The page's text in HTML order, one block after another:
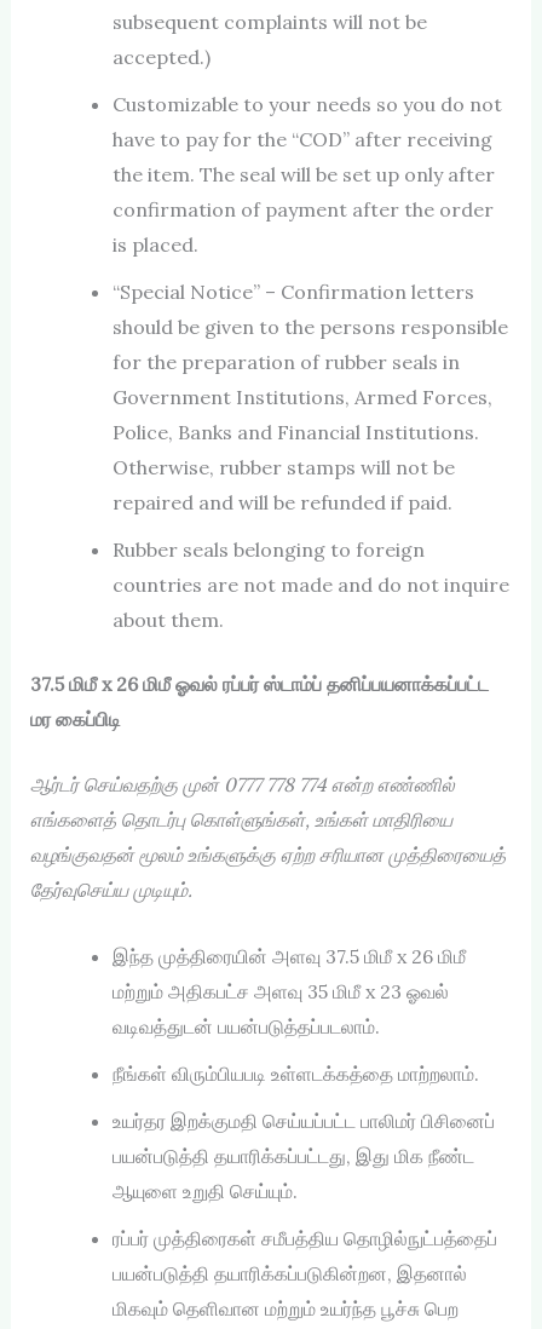
subsequent complaints will not be
accepted.)
Customizable to your needs so you do not
have to pay for the “COD” after receiving
the item. The seal will be set up only after
confirmation of payment after the order
is placed.
“Special Notice” – Confirmation letters
should be given to the persons responsible
for the preparation of rubber seals in
Government Institutions, Armed Forces,
Police, Banks and Financial Institutions.
Otherwise, rubber stamps will not be
repaired and will be refunded if paid.
Rubber seals belonging to foreign
countries are not made and do not inquire
about them.
37.5 மிமீ x 26 மிமீ ஓவல் ரப்பர் ஸ்டாம்ப் தனிப்பயனாக்கப்பட்ட
மர கைப்பிடி
ஆர்டர் செய்வதற்கு முன் 0777 778 774என்ற எண்ணில்
எங்களைத் தொடர்பு கொள்ளுங்கள், உங்கள் மாதிரியை
வழங்குவதன் மூலம் உங்களுக்கு ஏற்ற சரியான முத்திரையைத்
தேர்வுசெய்ய முடியும்.
இந்த முத்திரையின் அளவு 37.5 மிமீ x 26 மிமீ
மற்றும் அதிகபட்ச அளவு 35 மிமீ x 23 ஓவல்
வடிவத்துடன் பயன்படுத்தப்படலாம்.
நீங்கள் விரும்பியபடி உள்ளடக்கத்தை மாற்றலாம்.
உயர்தர இறக்குமதி செய்யப்பட்ட பாலிமர் பிசினைப்
பயன்படுத்தி தயாரிக்கப்பட்டது, இது மிக நீண்ட
ஆயுளை உறுதி செய்யும்.
ரப்பர் முத்திரைகள் சமீபத்திய தொழில்நுட்பத்தைப்
பயன்படுத்தி தயாரிக்கப்படுகின்றன, இதனால்
மிகவும் தெளிவான மற்றும் உயர்ந்த பூச்சு பெற